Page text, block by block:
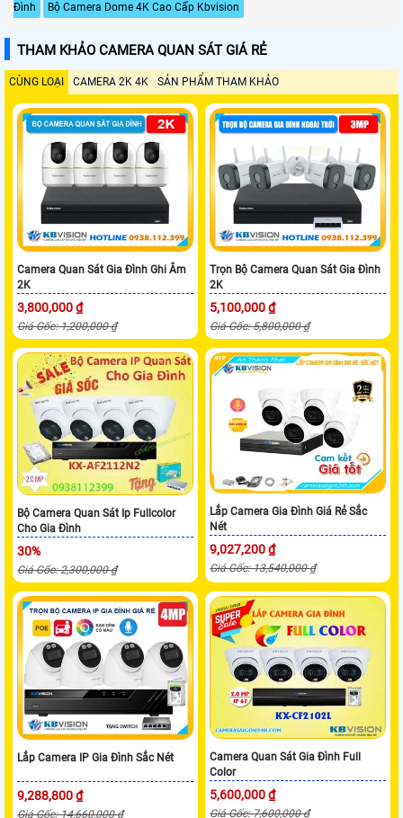
Đình
Bộ Camera Dome 4K Cao Cấp Kbvision
THAM KHẢO CAMERA QUAN SÁT GIÁ RẺ
CÙNG LOẠI CAMERA 2K 4K SẢN PHẨM THAM KHẢO
Camera Quan Sát Gia Đình Ghi Âm
2K
3,800,000 ₫
Giá Gốc: 1,200,000 ₫
Trọn Bộ Camera Quan Sát Gia Đình
2K
5,100,000 ₫
Giá Gốc: 5,800,000 ₫
Bộ Camera Quan Sát Ip Fullcolor
Cho Gia Đình
30%
Giá Gốc: 2,300,000 ₫
Lắp Camera Gia Đình Giá Rẻ Sắc
Nét
9,027,200 ₫
Giá Gốc: 13,540,000 ₫
Lắp Camera IP Gia Đình Sắc Nét
9,288,800 ₫
Giá Gốc: 14,660,000 ₫
Camera Quan Sát Gia Đình Full
Color
5,600,000 ₫
Giá Gốc: 7,600,000 ₫